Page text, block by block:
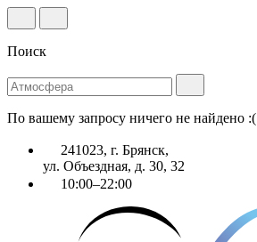
Поиск
По вашему запросу ничего не найдено :(
241023, г. Брянск,
ул. Объездная, д. 30, 32
10:00–22:00